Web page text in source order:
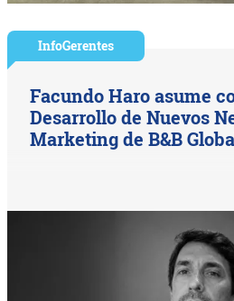
InfoGerentes
Facundo Haro asume
Desarrollo de Nuevos
Marketing de B&B